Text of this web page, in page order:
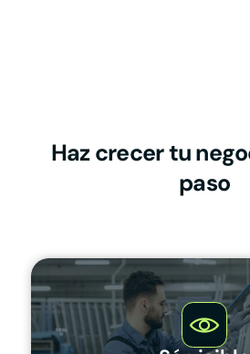
Haz crecer tu
paso